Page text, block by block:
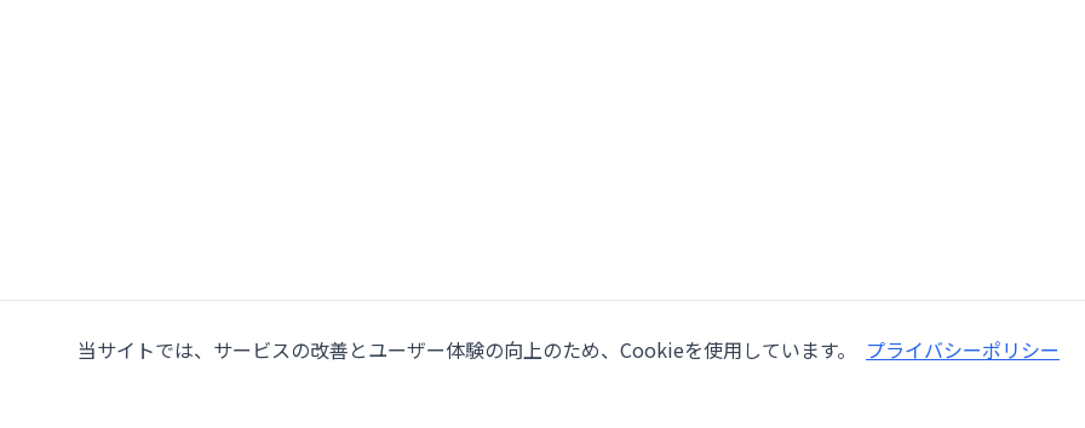
当サイトでは、サービスの改善とユーザー体験の向上のため、Cookieを使用しています。 プライバシーポリシー